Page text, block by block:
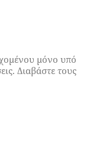
μόνο υπό
Διαβάστε τους